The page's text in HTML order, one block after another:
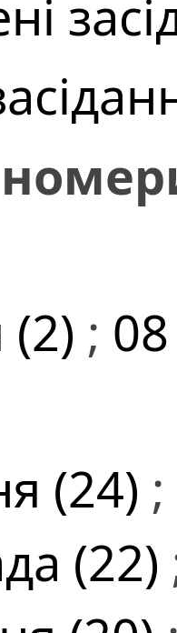
(2) ;
(24) ;
(22)